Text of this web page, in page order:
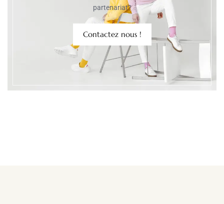
partenariat?
Contactez nous !